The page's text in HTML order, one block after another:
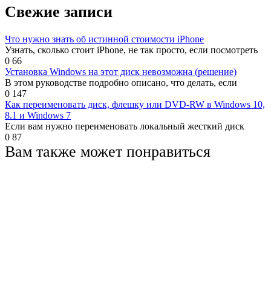
Свежие записи
Что нужно знать об истинной стоимости iPhone
Узнать, сколько стоит iPhone, не так просто, если посмотреть
0 66
Установка Windows на этот диск невозможна (решение)
В этом руководстве подробно описано, что делать, если
0 147
Как переименовать диск, флешку или DVD-RW в Windows 10,
8.1 и Windows 7
Если вам нужно переименовать локальный жесткий диск
0 87
Вам также может понравиться